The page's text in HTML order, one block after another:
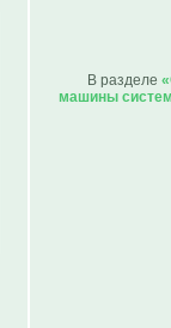
В разделе
машины